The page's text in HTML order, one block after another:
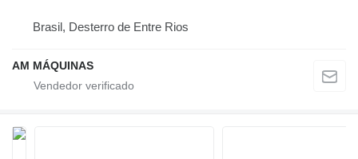
Brasil, Desterro de Entre Rios
AM MÁQUINAS